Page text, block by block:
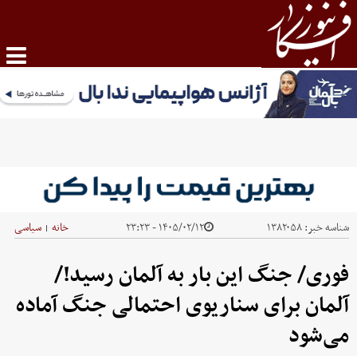
شناسه خبر:۱۳۸۲۰۵۸ ۱۴۰۵/۰۲/۱۲ - ۲۳:۲۳ خانه | سیاسی
فوری/ جنگ این بار به آلمان رسید!/
آلمان برای سناریوی احتمالی جنگ آماده
می‌شود